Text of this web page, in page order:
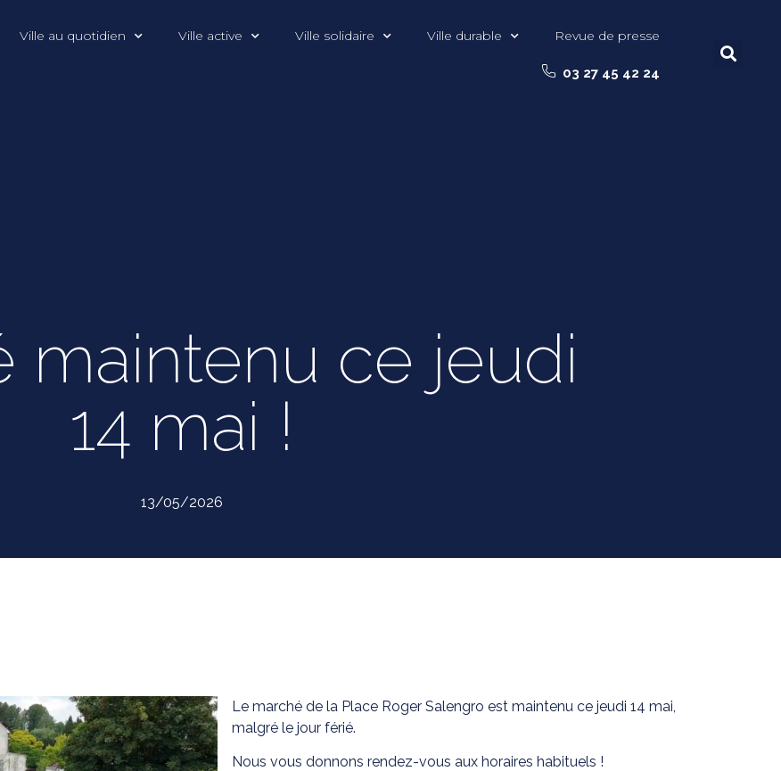
Ville au quotidien Ville active Ville solidaire Ville durable Revue de presse
03 27 45 42 24
maintenu ce jeudi
14 mai !
13/05/2026
Le marché de la Place Roger Salengro est maintenu ce jeudi 14 mai,
malgré le jour férié.
Nous vous donnons rendez-vous aux horaires habituels !